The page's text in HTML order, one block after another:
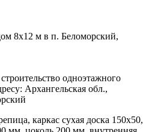
8х12 м в п. Беломорский,
одноэтажного
Архангельская обл.,
каркас сухая доска 150х50,